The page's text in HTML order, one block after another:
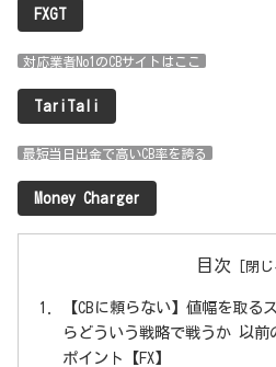
FXGT
対応業者No1のCBサイトはここ
TariTali
最短当日出金で高いCB率を誇る
Money Charger
目次
【CBに頼らない】値幅を取る
らどういう戦略で戦うか 以前
ポイント【FX】